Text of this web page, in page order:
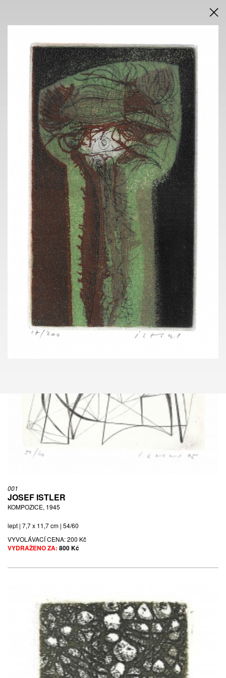
JOSEF ISTLER (1919 - 2000)
HNÍZDO, NEDATOVÁNO
VYVOLÁVACÍ CENA:
VYDRAŽENO ZA:200 Kč
DRAŽEBNÍ VYHLÁŠKA
VÝSLEDKY AUKCE V PDF
AUKCE
INTERNETOVÁ
neděle 15. února 2026
od 18.00 h
VÝSTAVA
PRAGUE AUCTIONS
Voršilská 3, Praha 1
9. 2. - 13. 2. 2026
10.00 h - 18.00 h
individuální po telefonické dohodě
KONTAKT
ONDŘEJ SÝKORA
+420 603 770 945
info@pragueauctions.com
JOSEF ISTLER SBÍRKA
001
JOSEF ISTLER
KOMPOZICE, 1945
lept | 7,7 x 11,7 cm | 54/60
VYVOLÁVACÍ CENA:200 Kč
VYDRAŽENO ZA: 800 Kč